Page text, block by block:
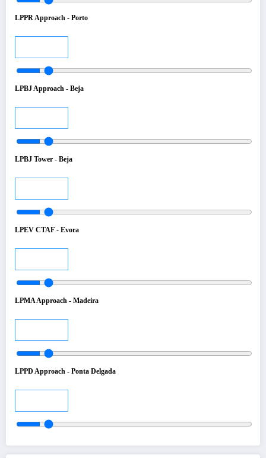
LPPR Approach - Porto
LPBJ Approach - Beja
LPBJ Tower - Beja
LPEV CTAF - Evora
LPMA Approach - Madeira
LPPD Approach - Ponta Delgada